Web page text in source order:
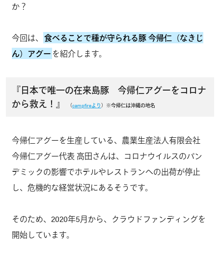
か？
今回は、 食べることで種が守られる豚 今帰仁（なきじ
ん）アグー を紹介します。
『日本で唯一の在来島豚 今帰仁アグーをコロナ
から救え！』
（campfireより）※今帰仁は沖縄の地名
今帰仁アグーを生産している、農業生産法人有限会社
今帰仁アグー代表 高田さんは、コロナウイルスのパン
デミックの影響でホテルやレストランへの出荷が停止
し、危機的な経営状況にあるそうです。
そのため、2020年5月から、クラウドファンディングを
開始しています。